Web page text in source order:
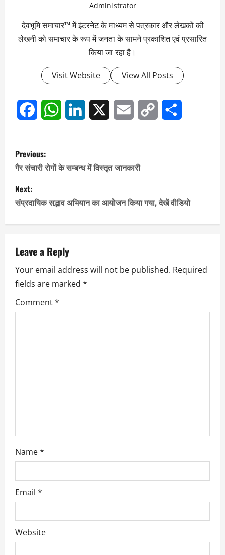
Administrator
देवभूमि समाचार™ में इंटरनेट के माध्यम से पत्रकार और लेखकों की
लेखनी को समाचार के रूप में जनता के सामने प्रकाशित एवं प्रसारित
किया जा रहा है।
Visit Website View All Posts
FacebookWhatsAppLinkedIn Email
Copy
P
o
s
t
a
v
i
g
Previous:
गैर संचारी रोगों के सम्बन्ध में विस्तृत जानकारी
Next:
संप्रदायिक सद्भाव अभियान का आयोजन किया गया, देखें वीडियो
Leave a Reply
Your email address will not be published. Required
fields are marked *
Comment*
Name*
Email *
Website